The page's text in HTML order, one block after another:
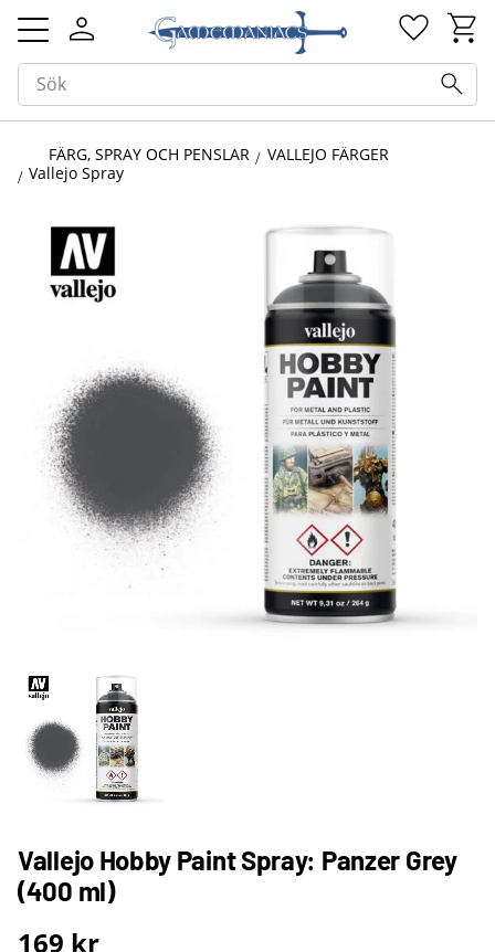
Meny
FÄRG, SPRAY OCH PENSLAR
VALLEJO FÄRGER
Vallejo Spray
Vallejo Hobby Paint Spray: Panzer Grey
(400 ml)
169 kr